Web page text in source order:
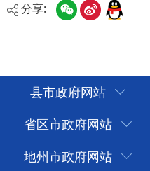
分享:
县市政府网站
省区市政府网站
地州市政府网站